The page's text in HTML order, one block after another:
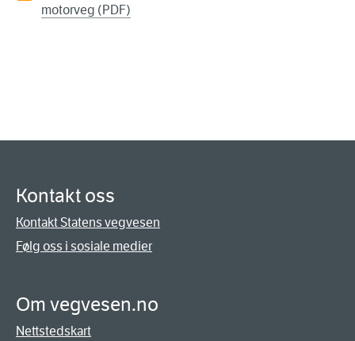
motorveg (PDF)
Kontakt oss
Kontakt Statens vegvesen
Følg oss i sosiale medier
Om vegvesen.no
Nettstedskart